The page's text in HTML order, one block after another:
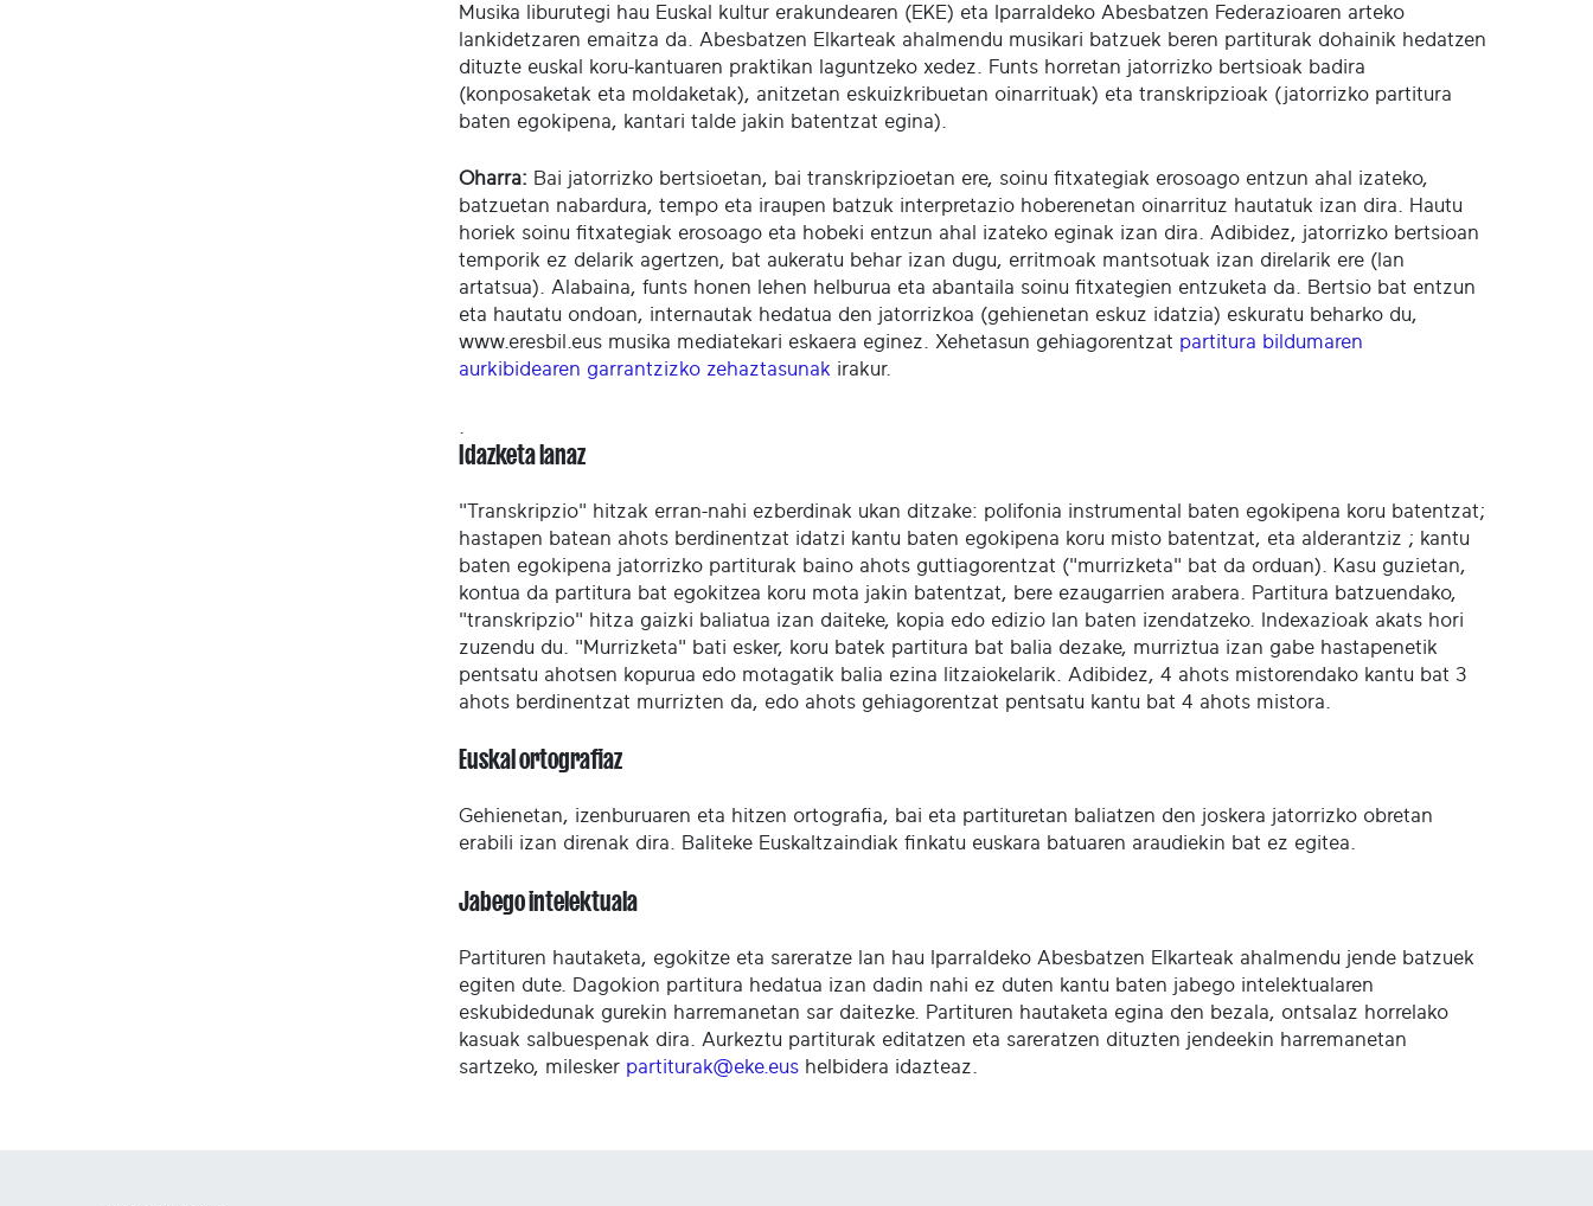
Musika liburutegi hau Euskal kultur erakundearen (EKE) eta Iparraldeko Abesbatzen Federazioaren arteko
lankidetzaren emaitza da. Abesbatzen Elkarteak ahalmendu musikari batzuek beren partiturak dohainik hedatzen
dituzte euskal koru-kantuaren praktikan laguntzeko xedez. Funts horretan jatorrizko bertsioak badira
(konposaketak eta moldaketak), anitzetan eskuizkribuetan oinarrituak) eta transkripzioak (jatorrizko partitura
baten egokipena, kantari talde jakin batentzat egina).
Oharra: Bai jatorrizko bertsioetan, bai transkripzioetan ere, soinu fitxategiak erosoago entzun ahal izateko,
batzuetan nabardura, tempo eta iraupen batzuk interpretazio hoberenetan oinarrituz hautatuk izan dira. Hautu
horiek soinu fitxategiak erosoago eta hobeki entzun ahal izateko eginak izan dira. Adibidez, jatorrizko bertsioan
temporik ez delarik agertzen, bat aukeratu behar izan dugu, erritmoak mantsotuak izan direlarik ere (lan
artatsua). Alabaina, funts honen lehen helburua eta abantaila soinu fitxategien entzuketa da. Bertsio bat entzun
eta hautatu ondoan, internautak hedatua den jatorrizkoa (gehienetan eskuz idatzia) eskuratu beharko du,
www.eresbil.eus musika mediatekari eskaera eginez. Xehetasun gehiagorentzat partitura bildumaren
aurkibidearen garrantzizko zehaztasunak irakur.
Idazketa lanaz
"Transkripzio" hitzak erran-nahi ezberdinak ukan ditzake: polifonia instrumental baten egokipena koru batentzat;
hastapen batean ahots berdinentzat idatzi kantu baten egokipena koru misto batentzat, eta alderantziz ; kantu
baten egokipena jatorrizko partiturak baino ahots guttiagorentzat ("murrizketa" bat da orduan). Kasu guzietan,
kontua da partitura bat egokitzea koru mota jakin batentzat, bere ezaugarrien arabera. Partitura batzuendako,
"transkripzio" hitza gaizki baliatua izan daiteke, kopia edo edizio lan baten izendatzeko. Indexazioak akats hori
zuzendu du. "Murrizketa" bati esker, koru batek partitura bat balia dezake, murriztua izan gabe hastapenetik
pentsatu ahotsen kopurua edo motagatik balia ezina litzaiokelarik. Adibidez, 4 ahots mistorendako kantu bat 3
ahots berdinentzat murrizten da, edo ahots gehiagorentzat pentsatu kantu bat 4 ahots mistora.
Euskal ortografiaz
Gehienetan, izenburuaren eta hitzen ortografia, bai eta partituretan baliatzen den joskera jatorrizko obretan
erabili izan direnak dira. Baliteke Euskaltzaindiak finkatu euskara batuaren araudiekin bat ez egitea.
Jabego intelektuala
Partituren hautaketa, egokitze eta sareratze lan hau Iparraldeko Abesbatzen Elkarteak ahalmendu jende batzuek
egiten dute. Dagokion partitura hedatua izan dadin nahi ez duten kantu baten jabego intelektualaren
eskubidedunak gurekin harremanetan sar daitezke. Partituren hautaketa egina den bezala, ontsalaz horrelako
kasuak salbuespenak dira. Aurkeztu partiturak editatzen eta sareratzen dituzten jendeekin harremanetan
sartzeko, milesker partiturak@eke.eus helbidera idazteaz.